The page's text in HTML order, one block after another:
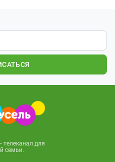
телеканал для
семьи.